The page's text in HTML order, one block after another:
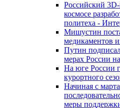
Российский
космосе
политеха -
Мишустин
медикаментов
Путин
мерах России
На юге России
курортного
Начиная с
меры